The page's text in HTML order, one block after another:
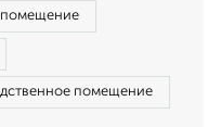
помещение
помещение